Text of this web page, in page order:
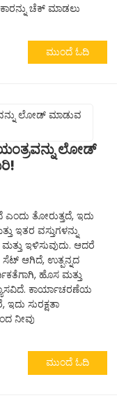
ಚೆಕ್ ಮಾಡಲು
ಮುಂದೆ ಓದಿ
ಲೋಡ್
ತೋರುತ್ತದೆ, ಇದು
ಇತರ ವಸ್ತುಗಳನ್ನು
ಇಳಿಸುವುದು. ಆದರೆ
ಆಗಿದೆ, ಉತ್ಪನ್ನದ
ಹೊಸ ಮತ್ತು
ಕಾರ್ಯಾಚರಣೆಯ
ಸುರಕ್ಷತಾ
ನೀವು
ಮುಂದೆ ಓದಿ